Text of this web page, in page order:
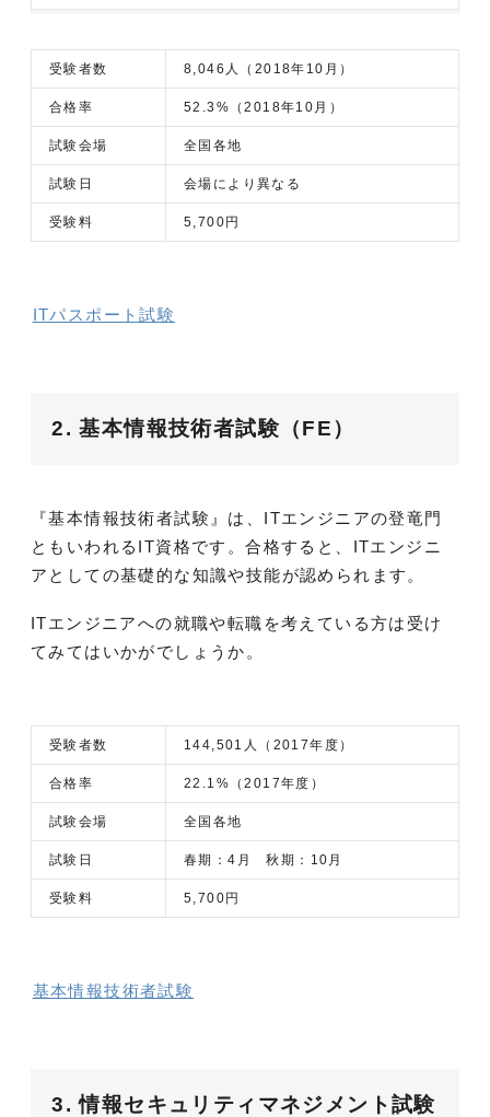
受験者数 8,046人（2018年10月）
合格率 52.3%（2018年10月）
試験会場 全国各地
試験日 会場により異なる
受験料 5,700円
ITパスポート試験
2. 基本情報技術者試験（FE）
『基本情報技術者試験』は、ITエンジニアの登竜門
ともいわれるIT資格です。合格すると、ITエンジニ
アとしての基礎的な知識や技能が認められます。
ITエンジニアへの就職や転職を考えている方は受け
てみてはいかがでしょうか。
受験者数 144,501人（2017年度）
合格率 22.1%（2017年度）
試験会場 全国各地
試験日 春期：4月 秋期：10月
受験料 5,700円
基本情報技術者試験
3. 情報セキュリティマネジメント試験